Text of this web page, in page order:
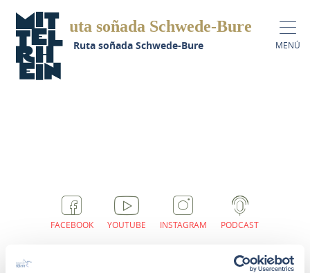
MENÚ
Ruta soñada Schwede-Bure
de inicio Ruta soñada Schwede-Bure
FACEBOOK YOUTUBE INSTAGRAM PODCAST